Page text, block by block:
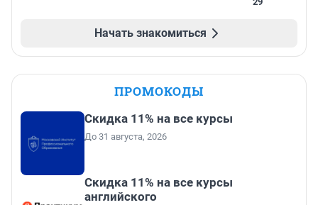
Начать знакомиться
ПРОМОКОДЫ
Скидка 11% на все курсы
До 31 августа, 2026
Скидка 11% на все курсы
английского